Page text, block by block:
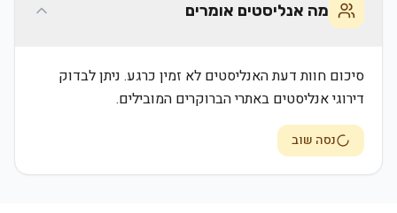
מה אנליסטים אומרים
סיכום חוות דעת האנליסטים לא זמין כרגע. ניתן לבדוק
דירוגי אנליסטים באתרי הברוקרים המובילים.
נסה שוב